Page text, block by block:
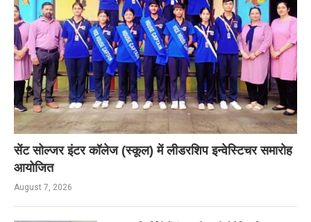
सेंट सोल्जर इंटर कॉलेज (स्कूल) में लीडरशिप इन्वेस्टिचर समारोह
आयोजित
August 7, 2026